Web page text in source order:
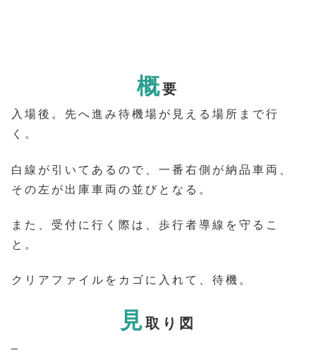
概要
入場後。先へ進み待機場が見える場所まで行
く。
白線が引いてあるので、一番右側が納品車両、
その左が出庫車両の並びとなる。
また、受付に行く際は、歩行者導線を守るこ
と。
クリアファイルをカゴに入れて、待機。
見取り図
–